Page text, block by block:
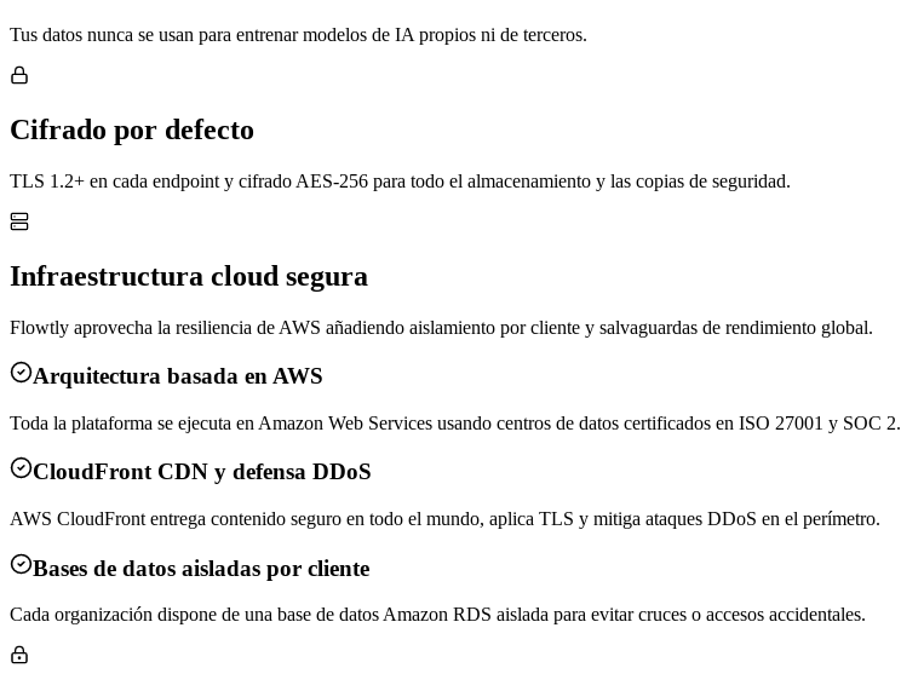
Tus datos nunca se usan para entrenar modelos de IA propios ni de terceros.
Cifrado por defecto
TLS 1.2+ en cada endpoint y cifrado AES-256 para todo el almacenamiento y las copias de seguridad.
Infraestructura cloud segura
Flowtly aprovecha la resiliencia de AWS añadiendo aislamiento por cliente y salvaguardas de rendimiento global.
Arquitectura basada en AWS
Toda la plataforma se ejecuta en Amazon Web Services usando centros de datos certificados en ISO 27001 y SOC 2.
CloudFront CDN y defensa DDoS
AWS CloudFront entrega contenido seguro en todo el mundo, aplica TLS y mitiga ataques DDoS en el perímetro.
Bases de datos aisladas por cliente
Cada organización dispone de una base de datos Amazon RDS aislada para evitar cruces o accesos accidentales.